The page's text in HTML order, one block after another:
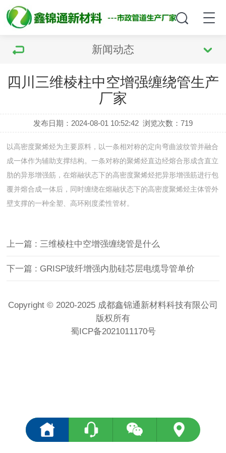
新闻动态
四川三维棱柱中空增强缠绕管生产
厂家
发布日期：2024-08-01 10:52:42 浏览次数：719
以高密度聚烯烃为主要原料，以一条相对称的定向弯曲波纹管并融合
成一体作为辅助支撑结构。一条对称的聚烯烃直边经熔合形成含直立
肋的异形增强筋，在熔融状态下的高密度聚烯烃把异形增强筋进行包
覆并熔合成一体后，同时缠绕在熔融状态下的高密度聚烯烃主体管外
壁支撑的一种全塑、高环刚度柔性管材。
上一篇 : 三维棱柱中空增强缠绕管是什么
下一篇 : GRISP玻纤增强内肋硅芯层电缆导管单价
Copyright © 2020-2025 成都鑫锦通新材料科技有限公司
版权所有
蜀ICP备2021011170号
<